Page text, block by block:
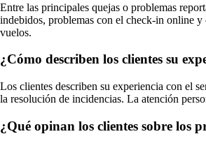
Entre las principales quejas o problemas
indebidos, problemas con el check-in online y
vuelos.
¿Cómo describen los clientes su
Los clientes describen su experiencia con el
la resolución de incidencias. La atención
¿Qué opinan los clientes sobre los